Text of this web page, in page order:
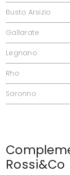
Busto Arsizio
Gallarate
Legnano
Rho
Saronno
Rossi&Co